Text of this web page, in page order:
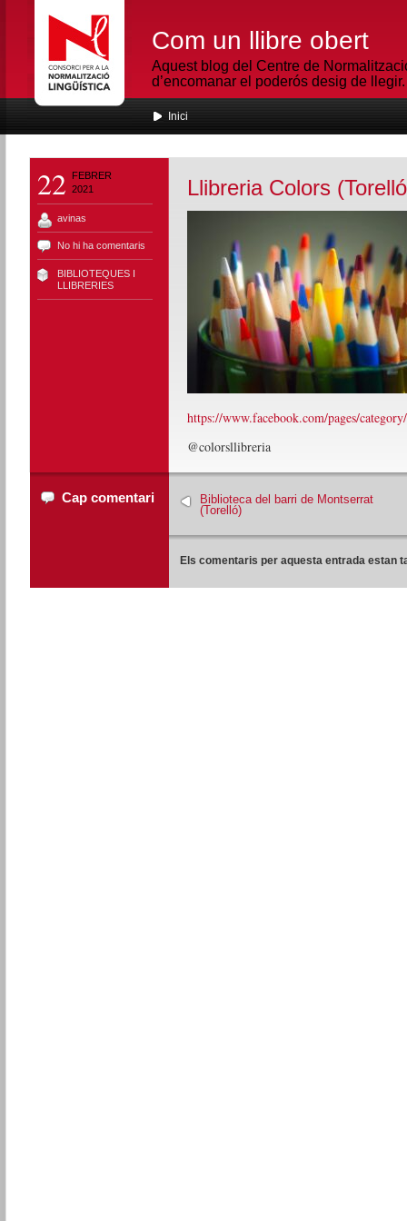
Com un llibre obert
Aquest blog del Centre de
d’encomanar el poderós desig de llegir.
Inici
22
FEBRER
2021
avinas
No hi ha comentaris
BIBLIOTEQUES I
LLIBRERIES
Llibreria Colors
https://www.facebook.com/pages/
@colorsllibreria
Cap comentari
Biblioteca del barri de Montserrat
(Torelló)
Els comentaris per aquesta entrada estan